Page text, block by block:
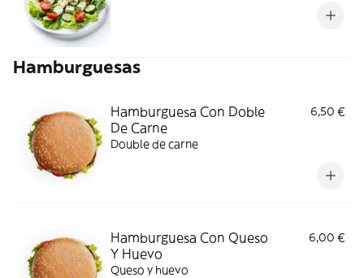
Hamburguesas
Hamburguesa Con Doble
De Carne
6,50 €
Double de carne
Hamburguesa Con Queso
Y Huevo
6,00 €
Queso y huevo